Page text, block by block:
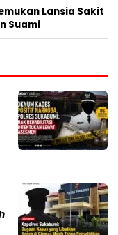
Lansia Sakit
Suami